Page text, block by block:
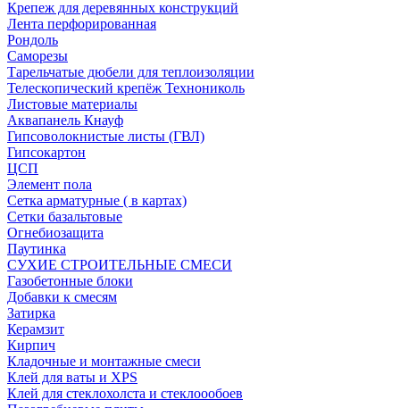
Крепеж для деревянных конструкций
Лента перфорированная
Рондоль
Саморезы
Тарельчатые дюбели для теплоизоляции
Телескопический крепёж Технониколь
Листовые материалы
Аквапанель Кнауф
Гипсоволокнистые листы (ГВЛ)
Гипсокартон
ЦСП
Элемент пола
Сетка арматурные ( в картах)
Сетки базальтовые
Огнебиозащита
Паутинка
СУХИЕ СТРОИТЕЛЬНЫЕ СМЕСИ
Газобетонные блоки
Добавки к смесям
Затирка
Керамзит
Кирпич
Кладочные и монтажные смеси
Клей для ваты и XPS
Клей для стеклохолста и стеклоообоев